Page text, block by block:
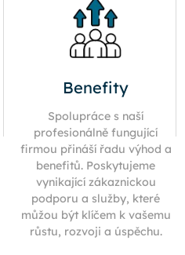
Benefity
Spolupráce s naší
profesionálně fungující
firmou přináší řadu výhod a
benefitů. Poskytujeme
vynikající zákaznickou
podporu a služby, které
můžou být klíčem k vašemu
růstu, rozvoji a úspěchu.